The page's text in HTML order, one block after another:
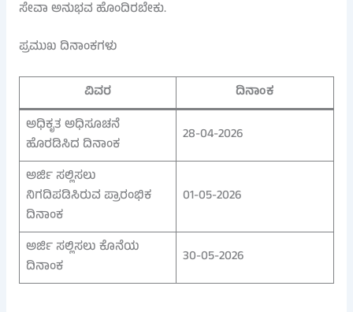
ಸೇವಾ ಅನುಭವ ಹೊಂದಿರಬೇಕು.
ಪ್ರಮುಖ ದಿನಾಂಕಗಳು
ವಿವರ
ದಿನಾಂಕ
ಅಧಿಕೃತ ಅಧಿಸೂಚನೆ
ಹೊರಡಿಸಿದ ದಿನಾಂಕ
28-04-2026
ಅರ್ಜಿ ಸಲ್ಲಿಸಲು
ನಿಗದಿಪಡಿಸಿರುವ ಪ್ರಾರಂಭಿಕ
ದಿನಾಂಕ
01-05-2026
ಅರ್ಜಿ ಸಲ್ಲಿಸಲು ಕೊನೆಯ
ದಿನಾಂಕ
30-05-2026